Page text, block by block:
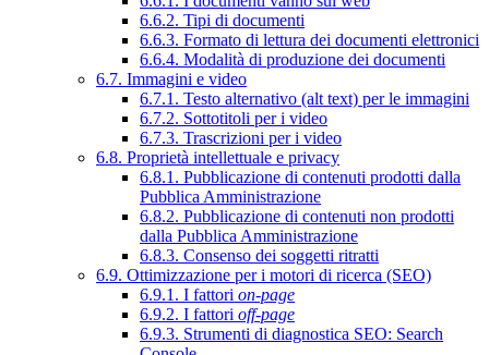
6.6.2. Tipi di documenti
6.6.3. Formato di lettura dei documenti elettronici
6.6.4. Modalità di produzione dei documenti
6.7. Immagini e video
6.7.1. Testo alternativo (alt text) per le immagini
6.7.2. Sottotitoli per i video
6.7.3. Trascrizioni per i video
6.8. Proprietà intellettuale e privacy
6.8.1. Pubblicazione di contenuti prodotti dalla
Pubblica Amministrazione
6.8.2. Pubblicazione di contenuti non prodotti
dalla Pubblica Amministrazione
6.8.3. Consenso dei soggetti ritratti
6.9. Ottimizzazione per i motori di ricerca (SEO)
6.9.1. I fattori on-page
6.9.2. I fattori off-page
6.9.3. Strumenti di diagnostica SEO: Search